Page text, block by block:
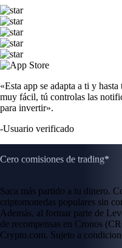
«Esta app se adapta a ti y
muy fácil, tú controlas las
para invertir».
-Usuario verificado
Cero comisiones de trading*
Saca más partido a tu dinero.
criptomonedas populares sin
Además, al formar parte de
de recompensas en Cronos
Crypto.com. Sujeto a